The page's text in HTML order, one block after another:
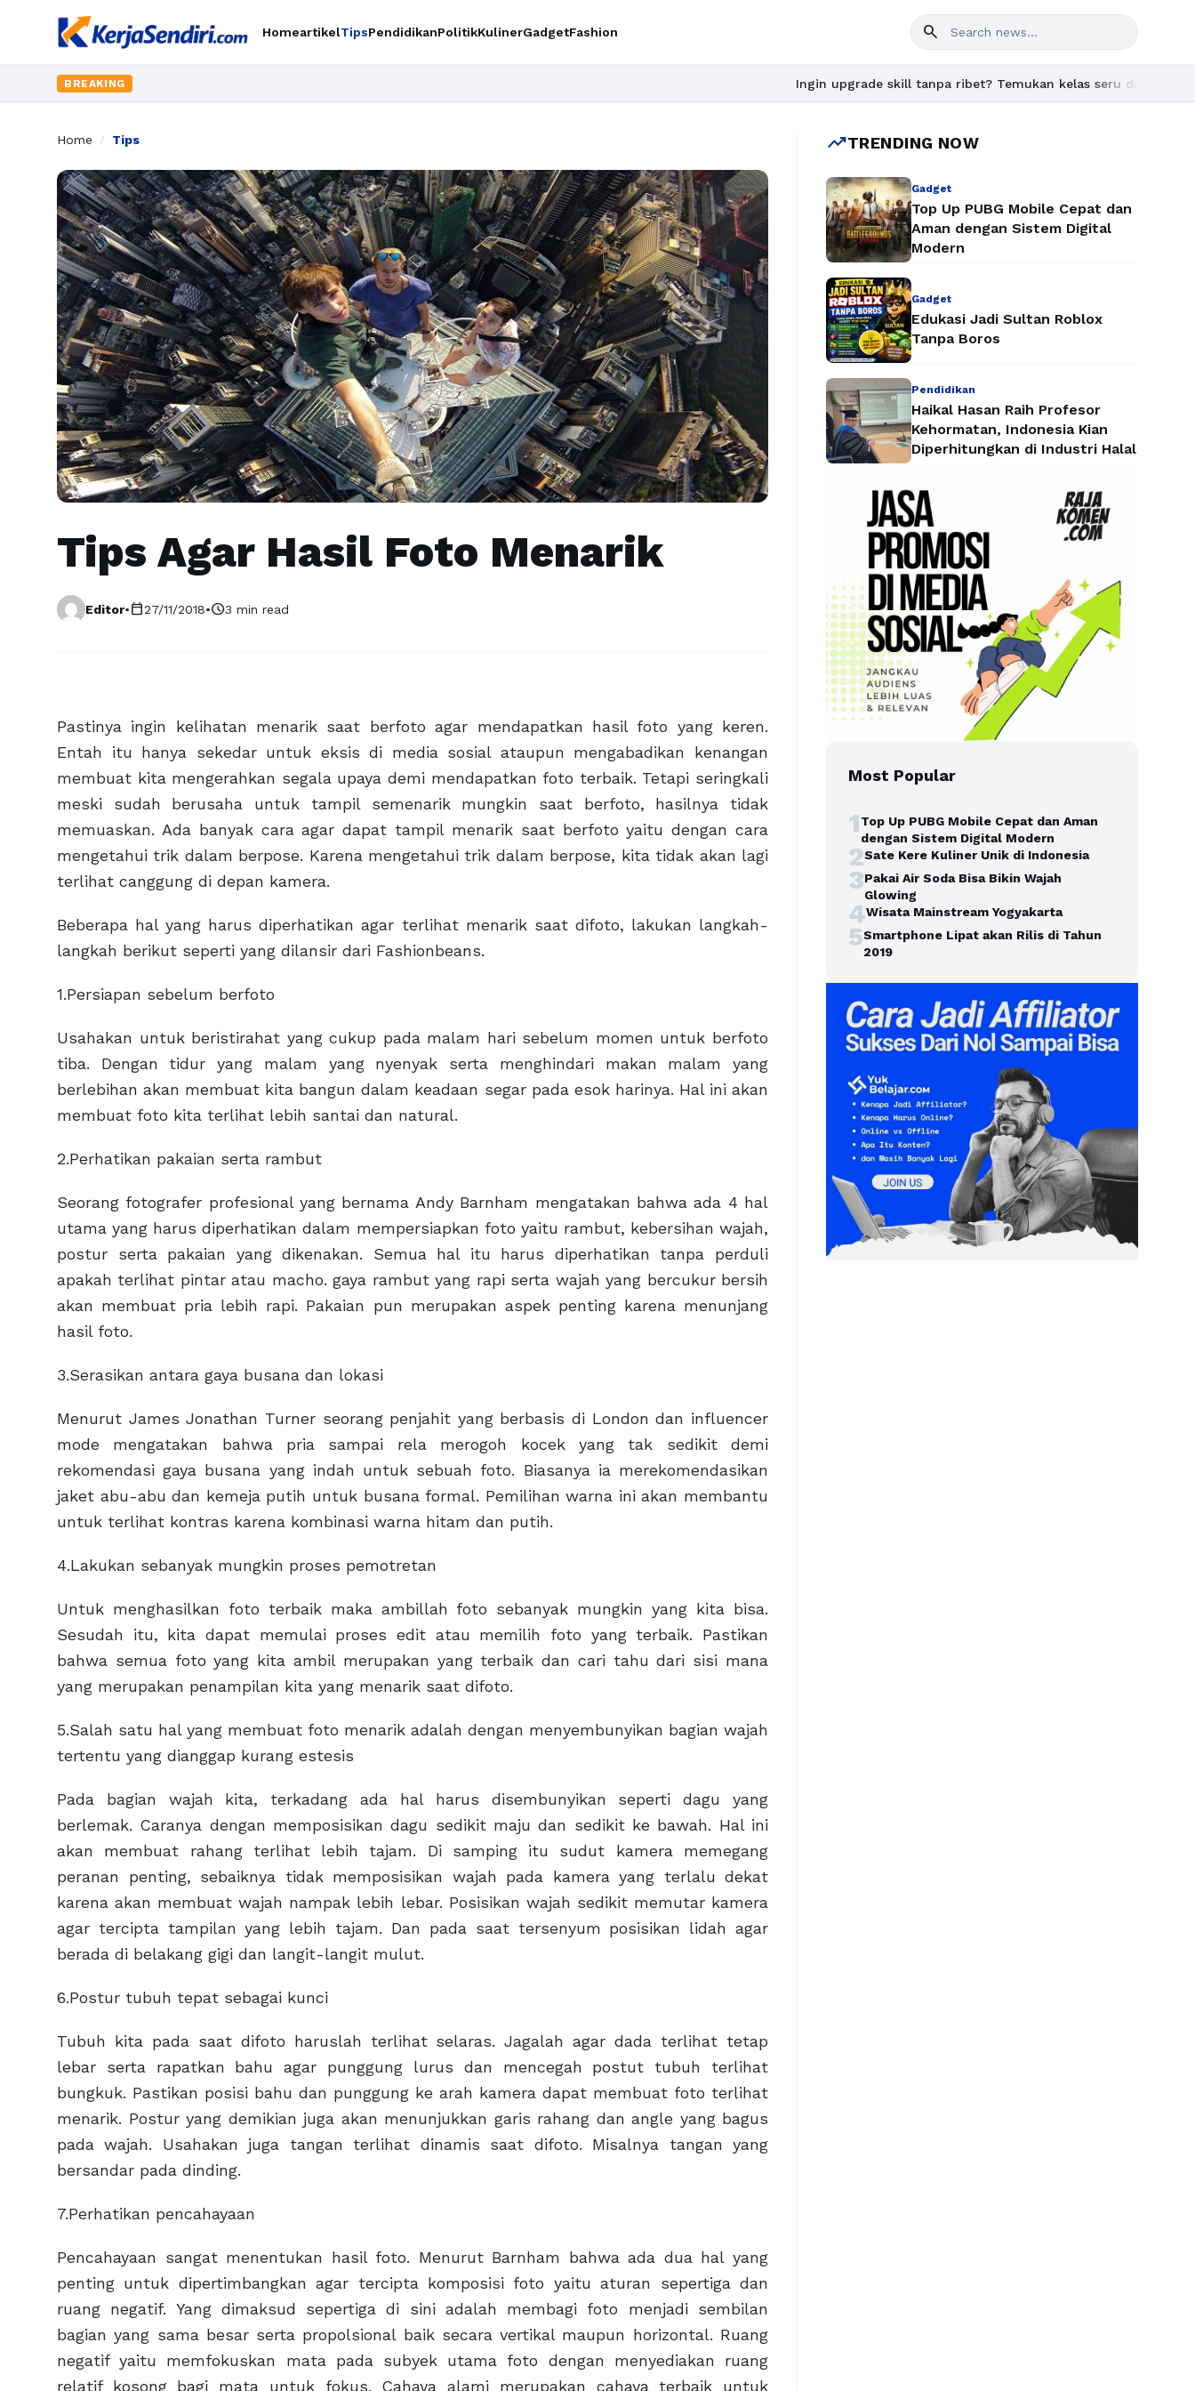
HomeartikelTipsPendidikanPolitikKulinerGadgetFashion search
BREAKING Ingin upgrade skill tanpa ribet? Temukan kelas seru dan materi lengkap
Home / Tips
Tips Agar Hasil Foto Menarik
Editor•calendar_today27/11/2018•schedule3 min read
Pastinya ingin kelihatan menarik saat berfoto agar mendapatkan hasil foto yang keren.
Entah itu hanya sekedar untuk eksis di media sosial ataupun mengabadikan kenangan
membuat kita mengerahkan segala upaya demi mendapatkan foto terbaik. Tetapi seringkali
meski sudah berusaha untuk tampil semenarik mungkin saat berfoto, hasilnya tidak
memuaskan. Ada banyak cara agar dapat tampil menarik saat berfoto yaitu dengan cara
mengetahui trik dalam berpose. Karena mengetahui trik dalam berpose, kita tidak akan lagi
terlihat canggung di depan kamera.
Beberapa hal yang harus diperhatikan agar terlihat menarik saat difoto, lakukan langkah-
langkah berikut seperti yang dilansir dari Fashionbeans.
1.Persiapan sebelum berfoto
Usahakan untuk beristirahat yang cukup pada malam hari sebelum momen untuk berfoto
tiba. Dengan tidur yang malam yang nyenyak serta menghindari makan malam yang
berlebihan akan membuat kita bangun dalam keadaan segar pada esok harinya. Hal ini akan
membuat foto kita terlihat lebih santai dan natural.
2.Perhatikan pakaian serta rambut
Seorang fotografer profesional yang bernama Andy Barnham mengatakan bahwa ada 4 hal
utama yang harus diperhatikan dalam mempersiapkan foto yaitu rambut, kebersihan wajah,
postur serta pakaian yang dikenakan. Semua hal itu harus diperhatikan tanpa perduli
apakah terlihat pintar atau macho. gaya rambut yang rapi serta wajah yang bercukur bersih
akan membuat pria lebih rapi. Pakaian pun merupakan aspek penting karena menunjang
hasil foto.
3.Serasikan antara gaya busana dan lokasi
Menurut James Jonathan Turner seorang penjahit yang berbasis di London dan influencer
mode mengatakan bahwa pria sampai rela merogoh kocek yang tak sedikit demi
rekomendasi gaya busana yang indah untuk sebuah foto. Biasanya ia merekomendasikan
jaket abu-abu dan kemeja putih untuk busana formal. Pemilihan warna ini akan membantu
untuk terlihat kontras karena kombinasi warna hitam dan putih.
4.Lakukan sebanyak mungkin proses pemotretan
Untuk menghasilkan foto terbaik maka ambillah foto sebanyak mungkin yang kita bisa.
Sesudah itu, kita dapat memulai proses edit atau memilih foto yang terbaik. Pastikan
bahwa semua foto yang kita ambil merupakan yang terbaik dan cari tahu dari sisi mana
yang merupakan penampilan kita yang menarik saat difoto.
5.Salah satu hal yang membuat foto menarik adalah dengan menyembunyikan bagian wajah
tertentu yang dianggap kurang estesis
Pada bagian wajah kita, terkadang ada hal harus disembunyikan seperti dagu yang
berlemak. Caranya dengan memposisikan dagu sedikit maju dan sedikit ke bawah. Hal ini
akan membuat rahang terlihat lebih tajam. Di samping itu sudut kamera memegang
peranan penting, sebaiknya tidak memposisikan wajah pada kamera yang terlalu dekat
karena akan membuat wajah nampak lebih lebar. Posisikan wajah sedikit memutar kamera
agar tercipta tampilan yang lebih tajam. Dan pada saat tersenyum posisikan lidah agar
berada di belakang gigi dan langit-langit mulut.
6.Postur tubuh tepat sebagai kunci
Tubuh kita pada saat difoto haruslah terlihat selaras. Jagalah agar dada terlihat tetap
lebar serta rapatkan bahu agar punggung lurus dan mencegah postut tubuh terlihat
bungkuk. Pastikan posisi bahu dan punggung ke arah kamera dapat membuat foto terlihat
menarik. Postur yang demikian juga akan menunjukkan garis rahang dan angle yang bagus
pada wajah. Usahakan juga tangan terlihat dinamis saat difoto. Misalnya tangan yang
bersandar pada dinding.
7.Perhatikan pencahayaan
Pencahayaan sangat menentukan hasil foto. Menurut Barnham bahwa ada dua hal yang
penting untuk dipertimbangkan agar tercipta komposisi foto yaitu aturan sepertiga dan
ruang negatif. Yang dimaksud sepertiga di sini adalah membagi foto menjadi sembilan
bagian yang sama besar serta propolsional baik secara vertikal maupun horizontal. Ruang
negatif yaitu memfokuskan mata pada subyek utama foto dengan menyediakan ruang
relatif kosong bagi mata untuk fokus. Cahaya alami merupakan cahaya terbaik untuk
trending_upTRENDING NOW
Gadget
Top Up PUBG Mobile Cepat dan
Aman dengan Sistem Digital
Modern
Gadget
Edukasi Jadi Sultan Roblox
Tanpa Boros
Pendidikan
Haikal Hasan Raih Profesor
Kehormatan, Indonesia Kian
Diperhitungkan di Industri Halal
Most Popular
1Top Up PUBG Mobile Cepat dan Aman
dengan Sistem Digital Modern
2Sate Kere Kuliner Unik di Indonesia
3Pakai Air Soda Bisa Bikin Wajah
Glowing
4Wisata Mainstream Yogyakarta
5Smartphone Lipat akan Rilis di Tahun
2019